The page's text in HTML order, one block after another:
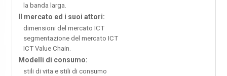
la banda larga.
Il mercato ed i suoi attori:
dimensioni del mercato ICT
segmentazione del mercato ICT
ICT Value Chain.
Modelli di consumo:
stili di vita e stili di consumo